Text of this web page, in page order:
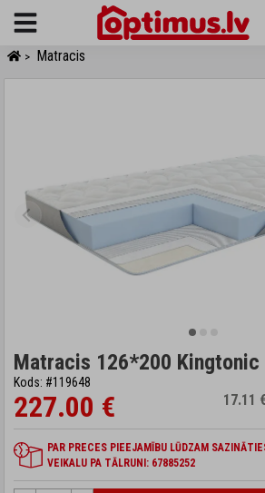
Menu
> Matracis
Matracis 126*200 Kingtonic
Kods: #119648
227.00 € 17.11
PAR PRECES PIEEJAMĪBU LŪDZAM
VEIKALU PA TĀLRUNI: 67885252